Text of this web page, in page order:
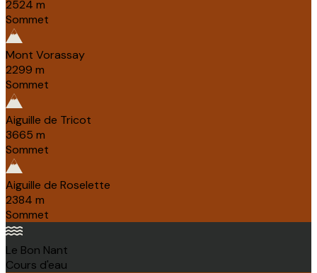
2524 m
Sommet
Mont Vorassay
2299 m
Sommet
Aiguille de Tricot
3665 m
Sommet
Aiguille de Roselette
2384 m
Sommet
Le Bon Nant
Cours d'eau